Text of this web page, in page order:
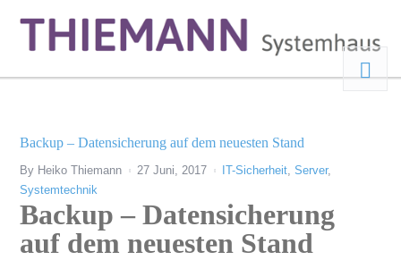
Backup – Datensicherung auf dem neuesten Stand
By Heiko Thiemann 27 Juni, 2017 IT-Sicherheit ,Server,
Systemtechnik
Backup – Datensicherung
auf dem neuesten Stand